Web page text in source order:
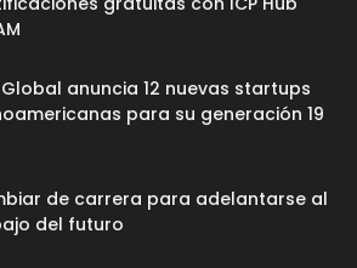
anuncia 12 nuevas startups
para su generación 19
de carrera para adelantarse al
del futuro